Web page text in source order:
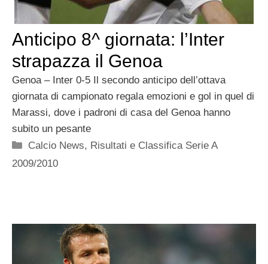
Anticipo 8^ giornata: l’Inter
strapazza il Genoa
Genoa – Inter 0-5 Il secondo anticipo dell’ottava
giornata di campionato regala emozioni e gol in quel di
Marassi, dove i padroni di casa del Genoa hanno
subito un pesante
Categorie
Calcio News, Risultati e Classifica Serie A
2009/2010